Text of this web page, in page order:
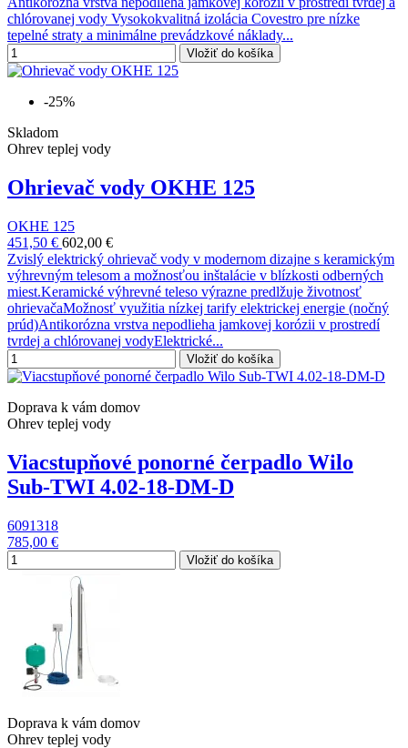
chlórovanej vody Vysokokvalitná izolácia Covestro pre nízke
tepelné straty a minimálne prevádzkové náklady...
Vložiť do košíka
-25%
Skladom
Ohrev teplej vody
Ohrievač vody OKHE 125
OKHE 125
451,50 € 602,00 €
Zvislý elektrický ohrievač vody v modernom dizajne s keramickým
výhrevným telesom a možnosťou inštalácie v blízkosti odberných
miest.Keramické výhrevné teleso výrazne predlžuje životnosť
ohrievačaMožnosť využitia nízkej tarify elektrickej energie (nočný
prúd)Antikorózna vrstva nepodlieha jamkovej korózii v prostredí
tvrdej a chlórovanej vodyElektrické...
Vložiť do košíka
Doprava k vám domov
Ohrev teplej vody
Viacstupňové ponorné čerpadlo Wilo
Sub-TWI 4.02-18-DM-D
6091318
785,00 €
Vložiť do košíka
Doprava k vám domov
Ohrev teplej vody